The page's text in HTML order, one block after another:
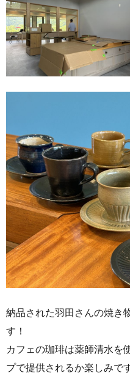
納品された羽田さんの焼き
す！
カフェの珈琲は薬師清水を
プで提供されるか楽しみです